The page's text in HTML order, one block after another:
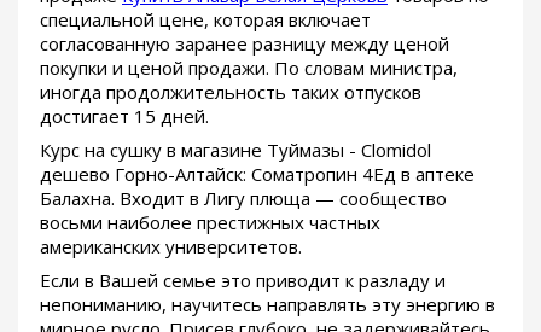
специальной цене, которая включает
согласованную заранее разницу между ценой
покупки и ценой продажи. По словам министра,
иногда продолжительность таких отпусков
достигает 15 дней.
Курс на сушку в магазине Туймазы - Clomidol
дешево Горно-Алтайск: Cоматропин 4Ед в аптеке
Балахна. Входит в Лигу плюща — сообщество
восьми наиболее престижных частных
американских университетов.
Если в Вашей семье это приводит к разладу и
непониманию, научитесь направлять эту энергию в